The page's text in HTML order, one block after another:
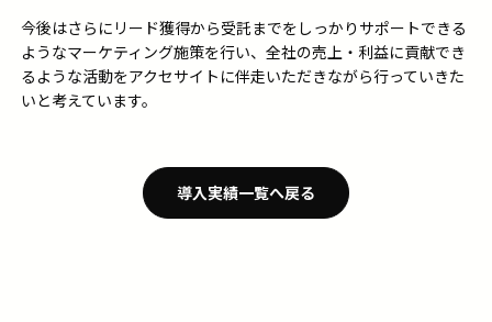
今後はさらにリード獲得から受託までをしっかりサポートできる
ようなマーケティング施策を行い、全社の売上・利益に貢献でき
るような活動をアクセサイトに伴走いただきながら行っていきた
いと考えています。
導入実績一覧へ戻る